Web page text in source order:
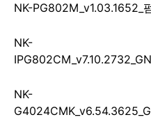
NK-PG802M_v1.03.1652_
NK-
NK-